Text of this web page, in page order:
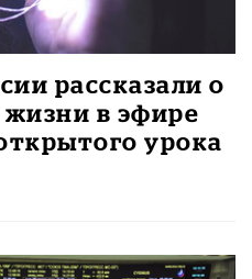
рассказали о
жизни в эфире
урока